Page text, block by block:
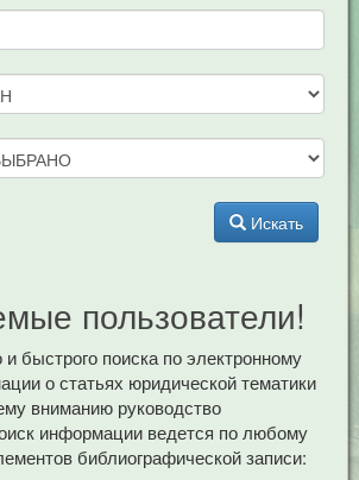
Искать
пользователи!
быстрого поиска по электронному
о статьях юридической тематики
вниманию руководство
информации ведется по любому
библиографической записи: